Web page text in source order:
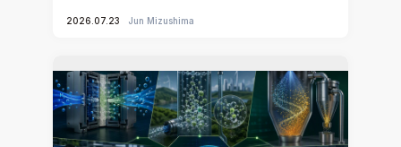
ennovaCFD
MpCCI
Ansys Granta MI
2026.07.23 Jun Mizushima